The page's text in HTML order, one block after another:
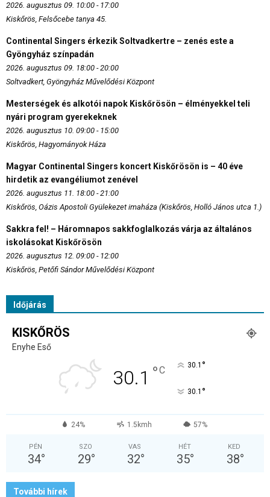
2026. augusztus 09. 10:00 - 17:00
Kiskőrös, Felsőcebe tanya 45.
Continental Singers érkezik Soltvadkertre – zenés este a
Gyöngyház színpadán
2026. augusztus 09. 18:00 - 20:00
Soltvadkert, Gyöngyház Művelődési Központ
Mesterségek és alkotói napok Kiskőrösön – élményekkel teli
nyári program gyerekeknek
2026. augusztus 10. 09:00 - 15:00
Kiskőrös, Hagyományok Háza
Magyar Continental Singers koncert Kiskőrösön is – 40 éve
hirdetik az evangéliumot zenével
2026. augusztus 11. 18:00 - 21:00
Kiskőrös, Oázis Apostoli Gyülekezet imaháza (Kiskőrös, Holló János utca 1.)
Sakkra fel! – Háromnapos sakkfoglalkozás várja az általános
iskolásokat Kiskőrösön
2026. augusztus 12. 09:00 - 12:00
Kiskőrös, Petőfi Sándor Művelődési Központ
Időjárás
KISKŐRÖS
Enyhe Eső
30.1 °C 30.1 °
30.1 °
24% 1.5kmh 57%
PÉN
34°
SZO
29°
VAS
32°
HÉT
35°
KED
38°
További hírek